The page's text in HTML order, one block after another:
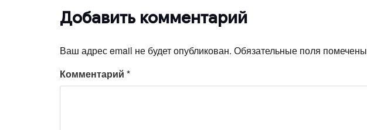
Добавить комментарий
Ваш адрес email не будет опубликован. Обязательные поля помечены
Комментарий *